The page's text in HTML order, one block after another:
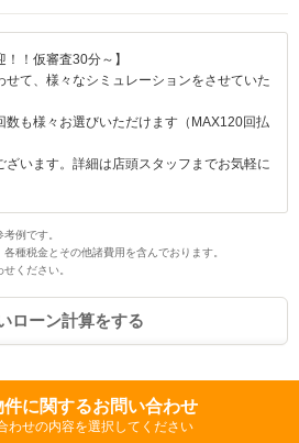
！！仮審査30分～】
せて、様々なシミュレーションをさせていた
数も様々お選びいただけます（MAX120回払
ざいます。詳細は店頭スタッフまでお気軽に
例です。
種税金とその他諸費用を含んでおります。
ください。
ローン計算をする
件に関するお問い合わせ
わせの内容を選択してください